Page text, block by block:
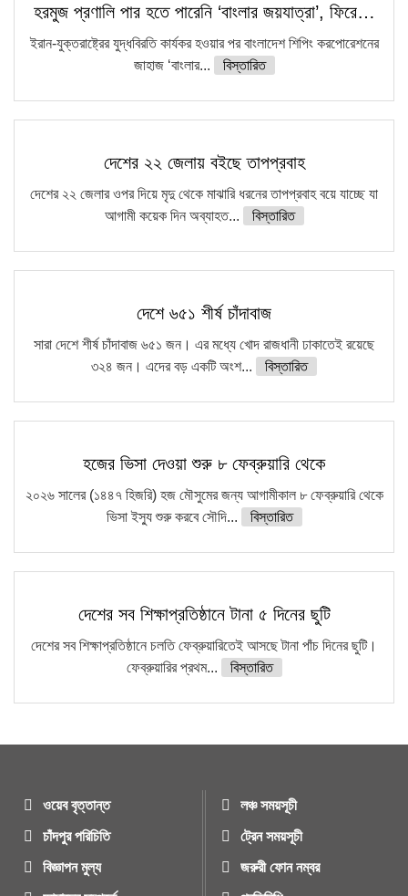
হরমুজ প্রণালি পার হতে পারেনি ‘বাংলার জয়যাত্রা’, ফিরে…
ইরান-যুক্তরাষ্ট্রের যুদ্ধবিরতি কার্যকর হওয়ার পর বাংলাদেশ শিপিং করপোরেশনের
জাহাজ ‘বাংলার...
বিস্তারিত
দেশের ২২ জেলায় বইছে তাপপ্রবাহ
দেশের ২২ জেলার ওপর দিয়ে মৃদু থেকে মাঝারি ধরনের তাপপ্রবাহ বয়ে যাচ্ছে যা
আগামী কয়েক দিন অব্যাহত...
বিস্তারিত
দেশে ৬৫১ শীর্ষ চাঁদাবাজ
সারা দেশে শীর্ষ চাঁদাবাজ ৬৫১ জন। এর মধ্যে খোদ রাজধানী ঢাকাতেই রয়েছে
৩২৪ জন। এদের বড় একটি অংশ...
বিস্তারিত
হজের ভিসা দেওয়া শুরু ৮ ফেব্রুয়ারি থেকে
২০২৬ সালের (১৪৪৭ হিজরি) হজ মৌসুমের জন্য আগামীকাল ৮ ফেব্রুয়ারি থেকে
ভিসা ইস্যু শুরু করবে সৌদি...
বিস্তারিত
দেশের সব শিক্ষাপ্রতিষ্ঠানে টানা ৫ দিনের ছুটি
দেশের সব শিক্ষাপ্রতিষ্ঠানে চলতি ফেব্রুয়ারিতেই আসছে টানা পাঁচ দিনের ছুটি।
ফেব্রুয়ারির প্রথম...
বিস্তারিত
ওয়েব বৃত্তান্ত
চাঁদপুর পরিচিতি
বিজ্ঞাপন মুল্য
লঞ্চ সময়সূচী
ট্রেন সময়সূচী
জরুরী ফোন নম্বর